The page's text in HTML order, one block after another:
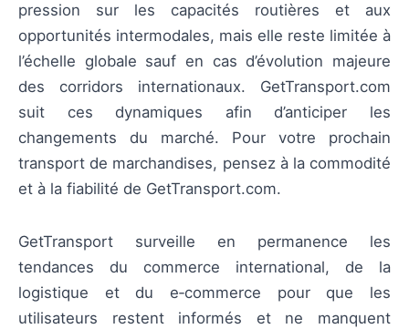
pression sur les capacités routières et aux
opportunités intermodales, mais elle reste limitée à
l’échelle globale sauf en cas d’évolution majeure
des corridors internationaux. GetTransport.com
suit ces dynamiques afin d’anticiper les
changements du marché. Pour votre prochain
transport de marchandises, pensez à la commodité
et à la fiabilité de GetTransport.com.
GetTransport surveille en permanence les
tendances du commerce international, de la
logistique et du e‑commerce pour que les
utilisateurs restent informés et ne manquent